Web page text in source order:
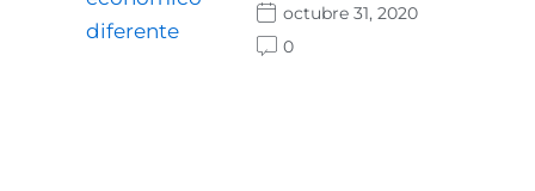
octubre 31, 2020
0